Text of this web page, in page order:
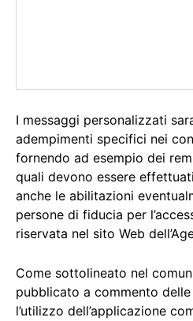
I messaggi personalizzati
adempimenti specifici nei
fornendo ad esempio dei
quali devono essere
anche le abilitazioni
persone di fiducia per
riservata nel sito Web
Come sottolineato nel
pubblicato a commento
l’utilizzo dell’applicazione